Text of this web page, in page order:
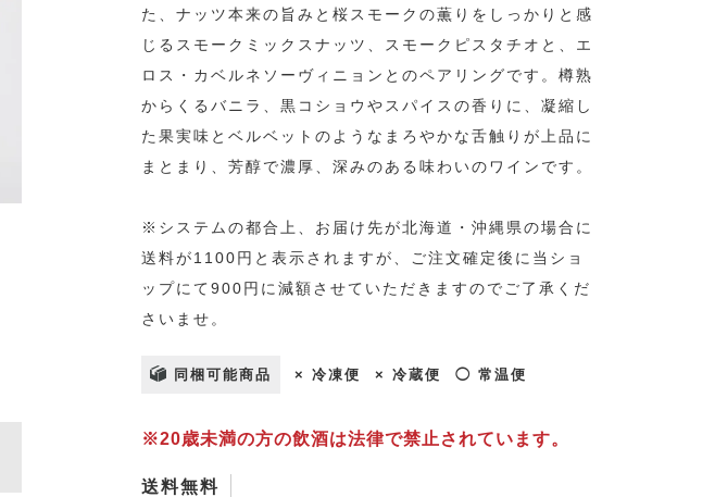
た、ナッツ本来の旨みと桜スモークの薫りをしっかりと感
じるスモークミックスナッツ、スモークピスタチオと、エ
ロス・カベルネソーヴィニョンとのペアリングです。樽熟
からくるバニラ、黒コショウやスパイスの香りに、凝縮し
た果実味とベルベットのようなまろやかな舌触りが上品に
まとまり、芳醇で濃厚、深みのある味わいのワインです。
※システムの都合上、お届け先が北海道・沖縄県の場合に
送料が1100円と表示されますが、ご注文確定後に当ショ
ップにて900円に減額させていただきますのでご了承くだ
さいませ。
同梱可能商品 × 冷凍便 × 冷蔵便 ◯ 常温便
※20歳未満の方の飲酒は法律で禁止されています。
送料無料